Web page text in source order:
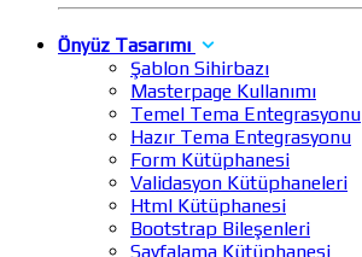
Önyüz Tasarımı
Şablon Sihirbazı
Masterpage Kullanımı
Temel Tema Entegrasyonu
Hazır Tema Entegrasyonu
Form Kütüphanesi
Validasyon Kütüphaneleri
Html Kütüphanesi
Bootstrap Bileşenleri
Sayfalama Kütüphanesi